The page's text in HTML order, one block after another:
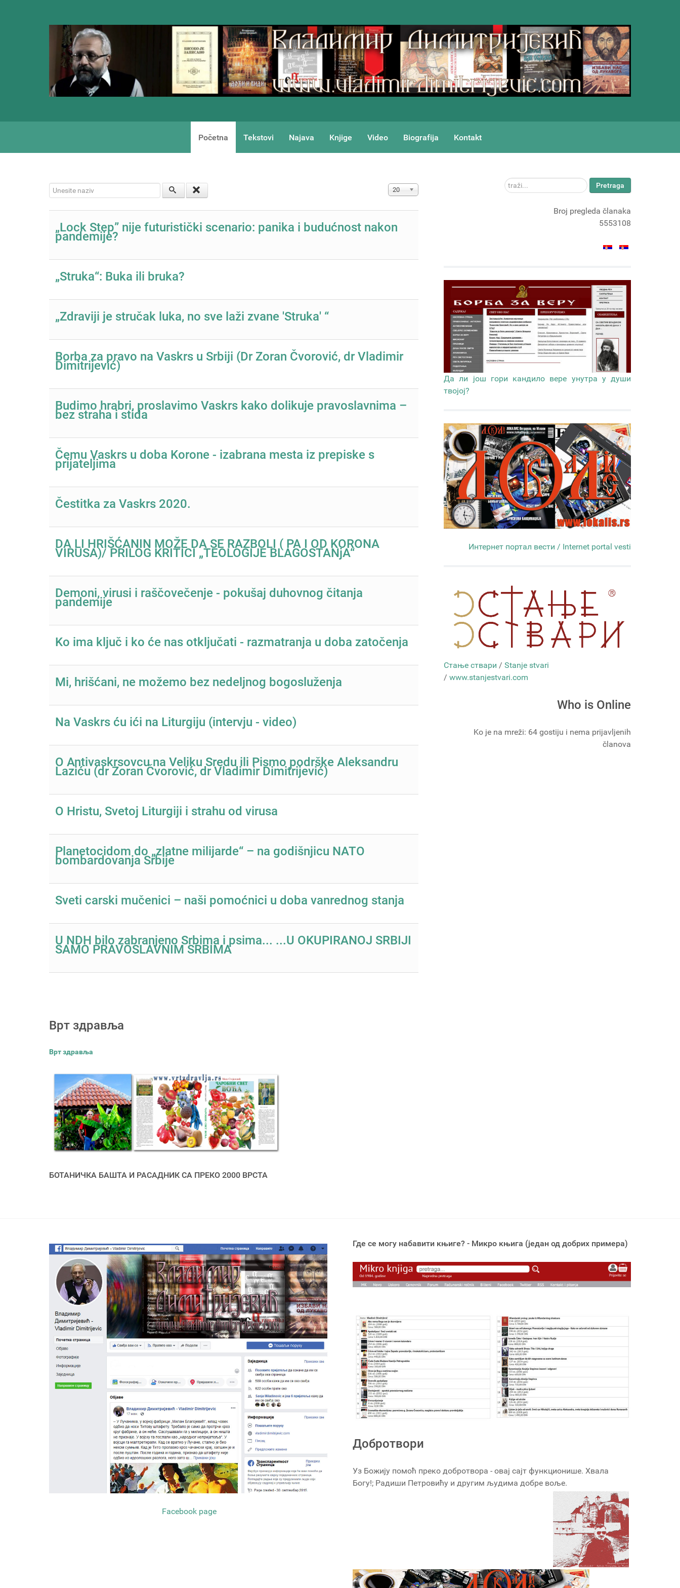
Početna Tekstovi Najava Knjige Video Biografija Kontakt
Unesite naziv Prikaz #
20
„Lock Step” nije futuristički scenario: panika i budućnost nakon
pandemije?
„Struka“: Buka ili bruka?
„Zdraviji je stručak luka, no sve laži zvane 'Struka' “
Borba za pravo na Vaskrs u Srbiji (Dr Zoran Čvorović, dr Vladimir
Dimitrijević)
Budimo hrabri, proslavimo Vaskrs kako dolikuje pravoslavnima –
bez straha i stida
Čemu Vaskrs u doba Korone - izabrana mesta iz prepiske s
prijateljima
Čestitka za Vaskrs 2020.
DA LI HRIŠĆANIN MOŽE DA SE RAZBOLI ( PA I OD KORONA
VIRUSA)/ PRILOG KRITICI „TEOLOGIJE BLAGOSTANjA“
Demoni, virusi i raščovečenje - pokušaj duhovnog čitanja
pandemije
Ko ima ključ i ko će nas otključati - razmatranja u doba zatočenja
Mi, hrišćani, ne možemo bez nedeljnog bogosluženja
Na Vaskrs ću ići na Liturgiju (intervju - video)
O Antivaskrsovcu na Veliku Sredu ili Pismo podrške Aleksandru
Laziću (dr Zoran Čvorović, dr Vladimir Dimitrijević)
O Hristu, Svetoj Liturgiji i strahu od virusa
Planetocidom do „zlatne milijarde“ – na godišnjicu NATO
bombardovanja Srbije
Sveti carski mučenici – naši pomoćnici u doba vanrednog stanja
U NDH bilo zabranjeno Srbima i psima... ...U OKUPIRANOJ SRBIJI
SAMO PRAVOSLAVNIM SRBIMA
traži... Pretraga
Broj pregleda članaka
5553108
Да ли још гори кандило вере унутра у души
твојој?
Интернет портал вести / Internet portal vesti
Стање ствари / Stanje stvari
/ www.stanjestvari.com
Who is Online
Ko je na mreži: 64 gostiju i nema prijavljenih
članova
Врт здравља
Врт здравља
БОТАНИЧКА БАШТА И РАСАДНИК СА ПРЕКО 2000 ВРСТА
Facebook page
Где се могу набавити књиге? - Микро књига (један од добрих примера)
Добротвори
Уз Божију помоћ преко добротвора - овај сајт функционише. Хвала
Богу!; Радиши Петровићу и другим људима добре воље.